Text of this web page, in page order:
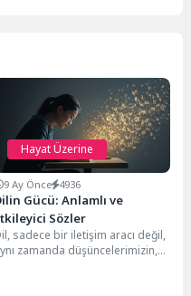
Hayat Üzerine
9 Ay Önce 4936
Gücü: Anlamlı ve
Sözler
sadece bir iletişim aracı değil,
zamanda düşüncelerimizin,